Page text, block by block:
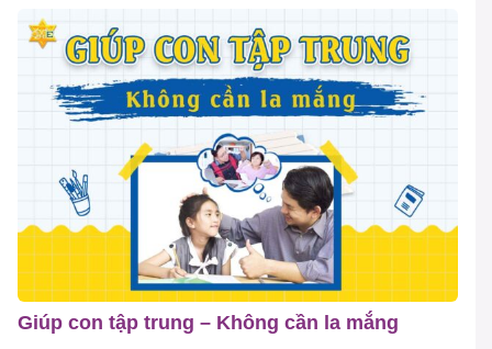
Giúp con tập trung – Không cần la mắng